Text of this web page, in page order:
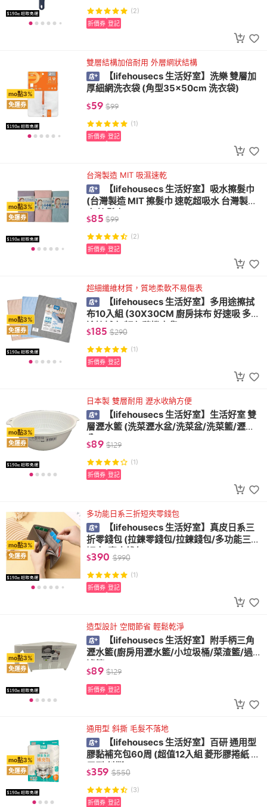
(2)
折價券 登記
mo點3%
免運券
雙層結構加倍耐用 外層網狀結構
【lifehousecs 生活好室】洗樂 雙層加
厚細網洗衣袋 (角型35x50cm 洗衣袋)
$59 $99
(1)
折價券 登記
mo點3%
免運券
台灣製造 MIT 吸濕速乾
【lifehousecs 生活好室】吸水擦髮巾
(台灣製造 MIT 擦髮巾 速乾超吸水 台灣製毛
巾 擦髮巾)
$85 $99
(2)
折價券 登記
mo點3%
免運券
超細纖維材質，質地柔軟不易傷表
【lifehousecs 生活好室】多用途擦拭
布10入組 (30X30CM 廚房抹布 好速吸 多用
途擦拭布 顏色隨機出貨)
$185 $290
(1)
折價券 登記
mo點3%
免運券
日本製 雙層耐用 瀝水收納方便
【lifehousecs 生活好室】生活好室 雙
層瀝水籃 (洗菜瀝水盆/洗菜盆/洗菜籃/瀝水
盆)
$89 $129
(1)
折價券 登記
mo點3%
免運券
多功能日系三折短夾零錢包
【lifehousecs 生活好室】真皮日系三
折零錢包 (拉鍊零錢包/拉鍊錢包/多功能三折
短夾/真皮錢包)
$390 $990
(1)
折價券 登記
mo點3%
免運券
造型設計 空間節省 輕鬆乾淨
【lifehousecs 生活好室】附手柄三角
瀝水籃(廚房用瀝水籃/小垃圾桶/菜渣籃/過
$89 $129
折價券 登記
mo點3%
免運券
通用型 斜撕 毛髮不落地
【lifehousecs 生活好室】百研 通用型
膠黏補充包60周 (超值12入組 菱形膠捲紙 通
用型 斜撕)
$359 $550
(3)
折價券 登記